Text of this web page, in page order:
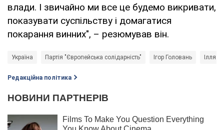
влади. І звичайно ми все це будемо викривати,
показувати суспільству і домагатися
покарання винних", – резюмував він.
Україна Партія "Європейська солідарність" Ігор Головань Ілля
Редакційна політика